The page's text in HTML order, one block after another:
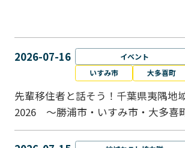
2026-07-16 イベント
いすみ市
大多喜町
先輩移住者と話そう！千葉県夷隅地
2026 ～勝浦市・いすみ市・大多喜